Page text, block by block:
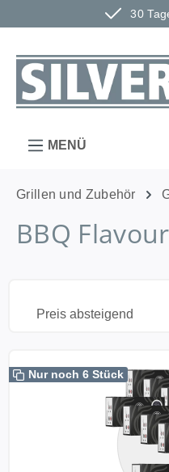
30
Zum Hauptinhalt springen
MENÜ
Grillen und Zubehör
BBQ Flavour
Nur noch 6 Stück